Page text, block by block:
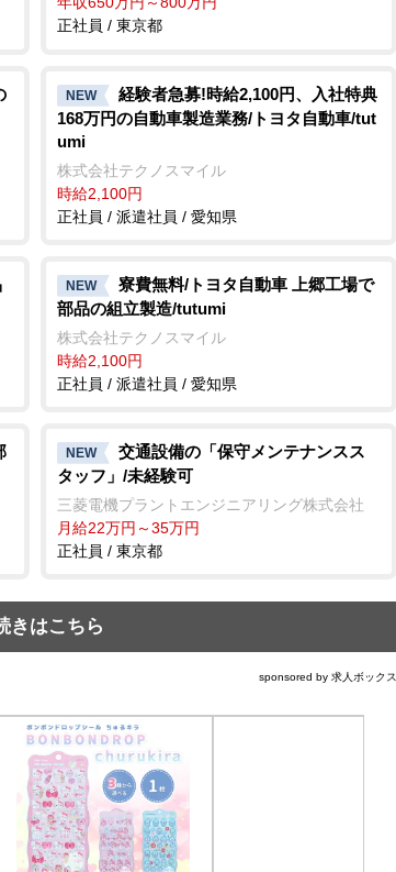
正社員 / 東京都
NEW
経験者急募!時給2,100円、入社特典
168万円の自動車製造業務/トヨタ自動車/tut
umi
株式会社テクノスマイル
時給2,100円
正社員 / 派遣社員 / 愛知県
NEW
寮費無料/トヨタ自動車 上郷工場で
部品の組立製造/tutumi
株式会社テクノスマイル
時給2,100円
正社員 / 派遣社員 / 愛知県
NEW
交通設備の「保守メンテナンスス
タッフ」/未経験可
三菱電機プラントエンジニアリング株式会社
月給22万円～35万円
正社員 / 東京都
きはこちら
sponsored by 求人ボックス